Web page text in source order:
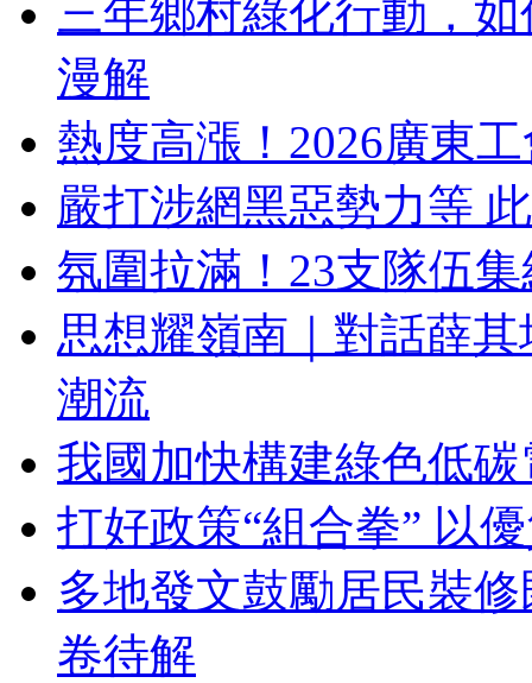
三年鄉村綠化行動，
漫解
熱度高漲！2026廣東
嚴打涉網黑惡勢力等
氛圍拉滿！23支隊伍
思想耀嶺南｜對話薛
潮流
我國加快構建綠色低
打好政策“組合拳” 以
多地發文鼓勵居民裝
卷待解